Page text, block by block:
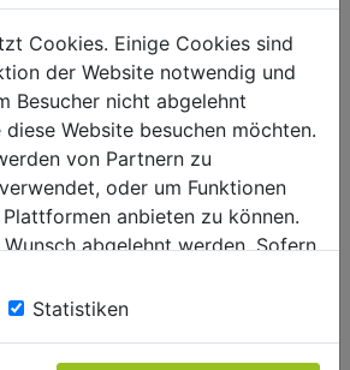
Cookies. Einige Cookies sind
der Website notwendig und
Besucher nicht abgelehnt
Website besuchen möchten.
von Partnern zu
oder um Funktionen
anbieten zu können.
abgelehnt werden. Sofern
Cookies.
Statistiken